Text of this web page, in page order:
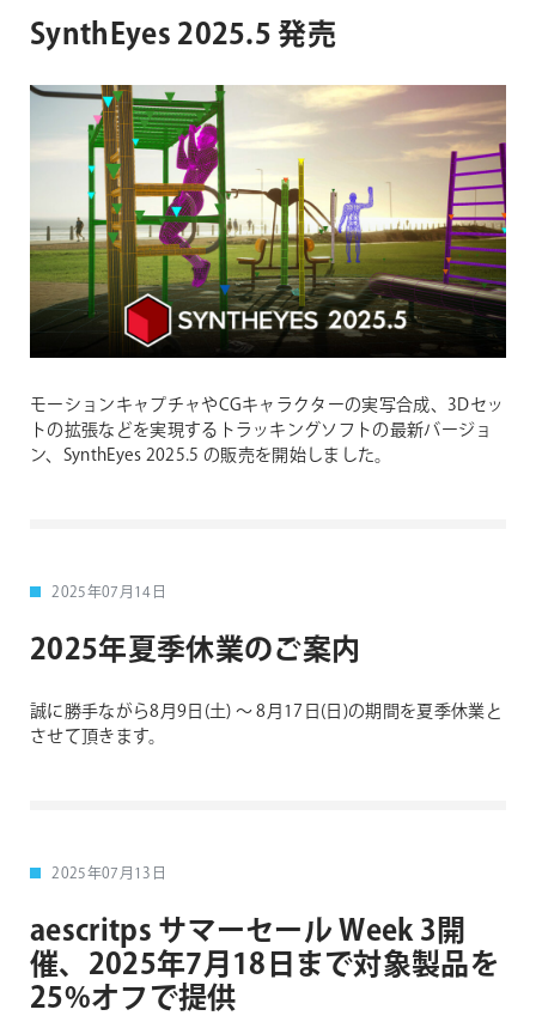
SynthEyes 2025.5 発売
モーションキャプチャやCGキャラクターの実写合成、3Dセッ
トの拡張などを実現するトラッキングソフトの最新バージョ
ン、SynthEyes 2025.5 の販売を開始しました。
2025年07月14日
2025年夏季休業のご案内
誠に勝手ながら8月9日(土) 〜 8月17日(日)の期間を夏季休業と
させて頂きます。
2025年07月13日
aescritps サマーセール Week 3開
催、2025年7月18日まで対象製品を
25%オフで提供